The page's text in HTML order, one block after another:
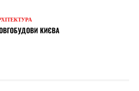
КИЄВА